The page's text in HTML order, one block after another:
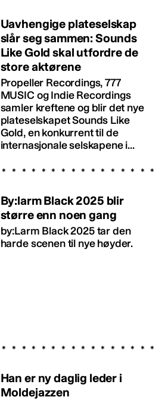
Uavhengige plateselskap
slår seg sammen: Sounds
Like Gold skal utfordre de
store aktørene
Propeller Recordings, 777
MUSIC og Indie Recordings
samler kreftene og blir det nye
plateselskapet Sounds Like
Gold, en konkurrent til de
internasjonale selskapene i...
By:larm Black 2025 blir
større enn noen gang
by:Larm Black 2025 tar den
harde scenen til nye høyder.
Han er ny daglig leder i
Moldejazzen